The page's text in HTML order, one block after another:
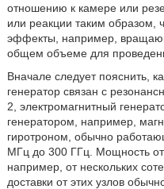
отношению к камере или
или реакции таким образом,
эффекты, например,
общем объеме для
Вначале следует пояснить,
генератор связан с
2, электромагнитный
генератором, например,
гиротроном, обычно
МГц до 300 ГГц. Мощность от
например, от нескольких
доставки от этих узлов